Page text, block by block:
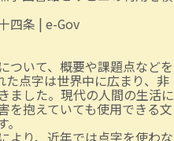
四条 | e-Gov
ついて、概要や課題点などを
点字は世界中に広まり、非
ました。現代の人間の生活に
を抱えていても使用できる文
より、近年では点字を使わな